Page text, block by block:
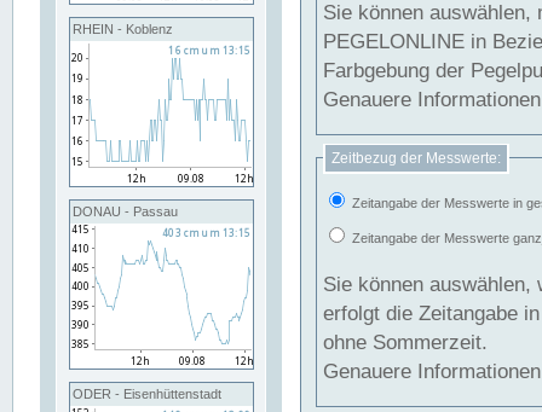
RHEIN - Koblenz
DONAU - Passau
ODER - Eisenhüttenstadt
Sie können
PEGELONLINE in Beziehung
Farbgebung der
Genauere
Zeitbezug der Messwerte:
Zeitangabe der Messwerte in
Zeitangabe der Messwerte
Sie können auswählen,
erfolgt die Zeitangabe
ohne Sommerzeit.
Genauere